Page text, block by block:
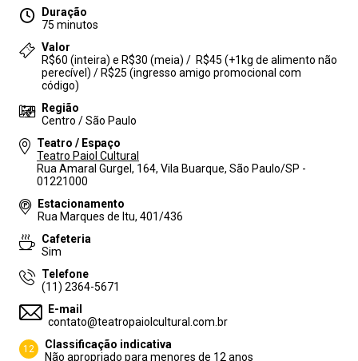
Duração
75 minutos
Valor
R$60 (inteira) e R$30 (meia) / R$45 (+1kg de alimento não
perecível) / R$25 (ingresso amigo promocional com
código)
Região
Centro / São Paulo
Teatro / Espaço
Teatro Paiol Cultural
Rua Amaral Gurgel, 164, Vila Buarque, São Paulo/SP -
01221000
Estacionamento
Rua Marques de Itu, 401/436
Cafeteria
Sim
Telefone
(11) 2364-5671
E-mail
contato@teatropaiolcultural.com.br
12
Classificação indicativa
Não apropriado para menores de 12 anos